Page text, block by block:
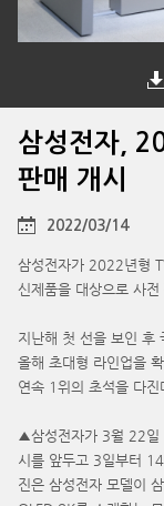
삼성전자,
판매 개시
2022/03/14
삼성전자가 2022년형
신제품을 대상으로 사전
지난해 첫 선을 보인 후
올해 초대형 라인업을
연속 1위의 초석을 다진
▲삼성전자가 3월 22일
시를 앞두고 3일부터
진은 삼성전자 모델이